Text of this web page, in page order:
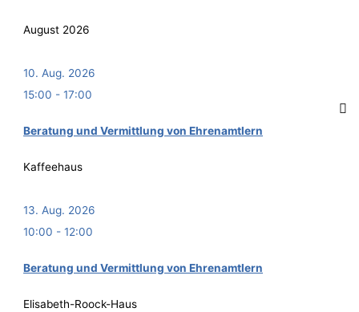
August 2026
10. Aug. 2026
15:00 -17:00
Bera­tung und Ver­mitt­lung von Ehrenamtlern
Kaffeehaus
13. Aug. 2026
10:00 -12:00
Bera­tung und Ver­mitt­lung von Ehrenamtlern
Elisabeth-Roock-Haus